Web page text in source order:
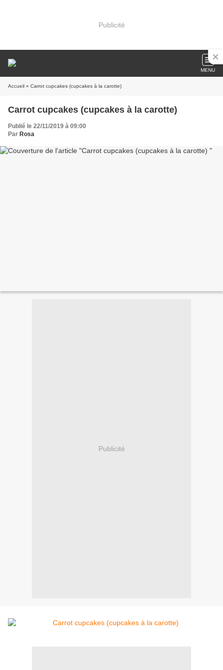
Publicité
MENU
Accueil » Carrot cupcakes (cupcakes à la carotte)
Carrot cupcakes (cupcakes à la carotte)
Publié le 22/11/2019 à 09:00
Par Rosa
Publicité